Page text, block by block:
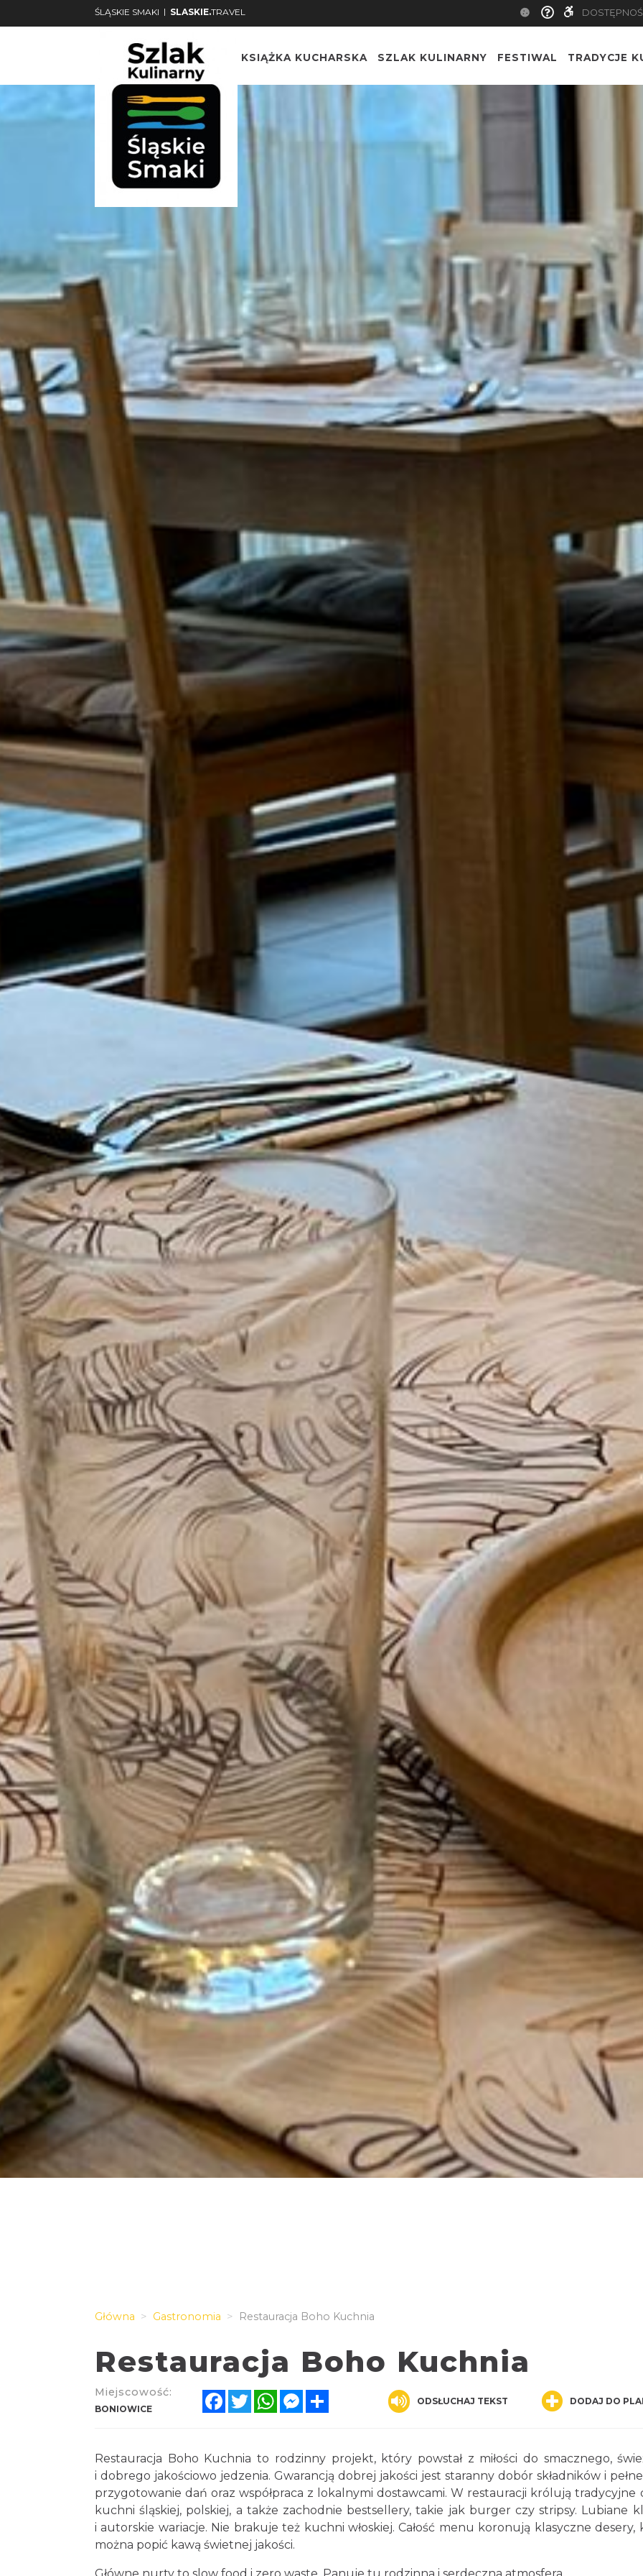
ŚLĄSKIE SMAKI | SLASKIE.TRAVEL
KSIĄŻKA KUCHARSKA SZLAK KULINARNY FESTIWAL TRADYCJE
Główna Gastronomia Restauracja Boho Kuchnia
Restauracja Boho Kuchnia
Miejscowość:
BONIOWICE
FacebookTwitterWhatsAppMessenger ODSŁUCHAJ TEKST DODAJ DO
Restauracja Boho Kuchnia to rodzinny projekt, który powstał z miłości do smacznego,
i dobrego jakościowo jedzenia. Gwarancją dobrej jakości jest staranny dobór składników i
przygotowanie dań oraz współpraca z lokalnymi dostawcami. W restauracji królują tradycyjne
kuchni śląskiej, polskiej, a także zachodnie bestsellery, takie jak burger czy stripsy. Lubiane
i autorskie wariacje. Nie brakuje też kuchni włoskiej. Całość menu koronują klasyczne desery,
można popić kawą świetnej jakości.